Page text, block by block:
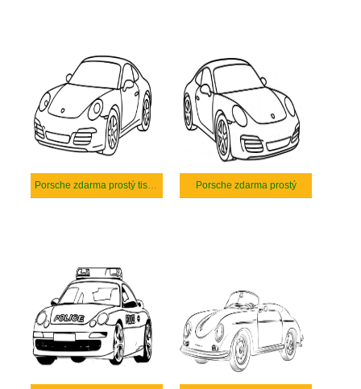
Porsche zdarma prostý tisknutelné Porsche zdarma prostý